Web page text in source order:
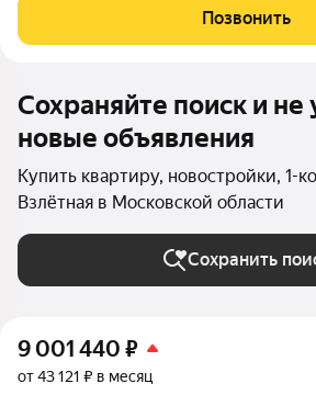
бурлящем жизнью городе. Рядом лес,
«Елочки». В непосредственной близости
Позвонить
Сохраняйте поиск и не
новые объявления
Купить квартиру, новостройки, 1-
Взлётная в Московской области
Сохранить
9 001 440 ₽
от 43 121 ₽ в месяц